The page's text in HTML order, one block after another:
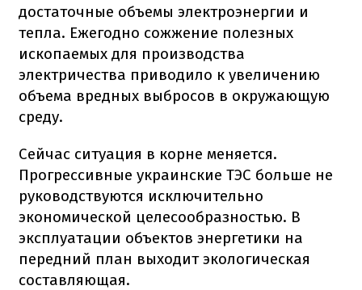
достаточные объемы электроэнергии и
тепла. Ежегодно сожжение полезных
ископаемых для производства
электричества приводило к увеличению
объема вредных выбросов в окружающую
среду.
Сейчас ситуация в корне меняется.
Прогрессивные украинские ТЭС больше не
руководствуются исключительно
экономической целесообразностью. В
эксплуатации объектов энергетики на
передний план выходит экологическая
составляющая.